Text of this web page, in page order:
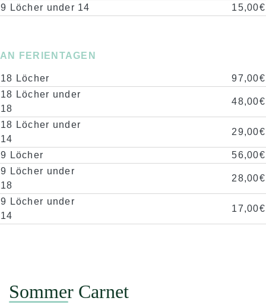
9 Löcher under 14
15,00€
AN FERIENTAGEN
18 Löcher
97,00€
18 Löcher under
18
48,00€
18 Löcher under
14
29,00€
9 Löcher
56,00€
9 Löcher under
18
28,00€
9 Löcher under
14
17,00€
Sommer Carnet